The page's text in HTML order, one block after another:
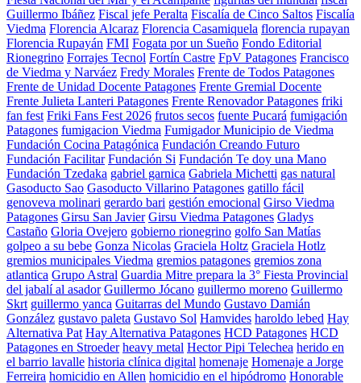
Guillermo Ibáñez Fiscal jefe Peralta Fiscalía de Cinco Saltos Fiscalía
Viedma Florencia Alcaraz Florencia Casamiquela florencia rupayan
Florencia Rupayán FMI Fogata por un Sueño Fondo Editorial
Rionegrino Forrajes Tecnol Fortín Castre FpV Patagones Francisco
de Viedma y Narváez Fredy Morales Frente de Todos Patagones
Frente de Unidad Docente Patagones Frente Gremial Docente
Frente Julieta Lanteri Patagones Frente Renovador Patagones friki
fan fest Friki Fans Fest 2026 frutos secos fuente Pucará fumigación
Patagones fumigacion Viedma Fumigador Municipio de Viedma
Fundación Cocina Patagónica Fundación Creando Futuro
Fundación Facilitar Fundación Si Fundación Te doy una Mano
Fundación Tzedaka gabriel garnica Gabriela Michetti gas natural
Gasoducto Sao Gasoducto Villarino Patagones gatillo fácil
genoveva molinari gerardo bari gestión emocional Girso Viedma
Patagones Girsu San Javier Girsu Viedma Patagones Gladys
Castaño Gloria Ovejero gobierno rionegrino golfo San Matías
golpeo a su bebe Gonza Nicolas Graciela Holtz Graciela Hotlz
gremios municipales Viedma gremios patagones gremios zona
atlantica Grupo Astral Guardia Mitre prepara la 3° Fiesta Provincial
del jabalí al asador Guillermo Jócano guillermo moreno Guillermo
Skrt guillermo yanca Guitarras del Mundo Gustavo Damián
González gustavo paleta Gustavo Sol Hamvides haroldo lebed Hay
Alternativa Pat Hay Alternativa Patagones HCD Patagones HCD
Patagones en Stroeder heavy metal Hector Pipi Telechea herido en
el barrio lavalle historia clínica digital homenaje Homenaje a Jorge
Ferreira homicidio en Allen homicidio en el hipódromo Honorable